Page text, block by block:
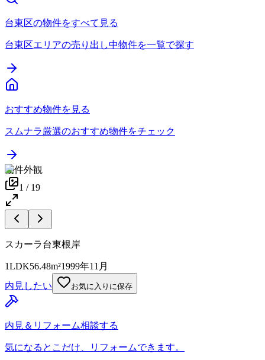
台東区の物件をすべて見る
台東区エリアの売り出し中物件を一覧で探す
おすすめ物件を見る
スムナラ厳選のおすすめ物件をチェック
物件外観
1 / 19
スカーラ台東根岸
1LDK56.48m²1999年11月
内見したい
お気に入りに保存
内見＆リフォーム相談する
気になるとこだけ、リフォームできます。